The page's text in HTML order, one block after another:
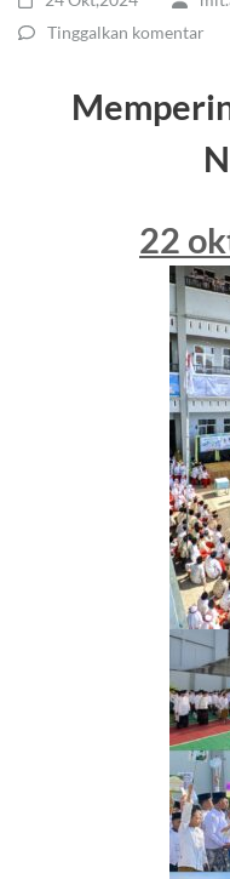
Tinggalkan komentar
22